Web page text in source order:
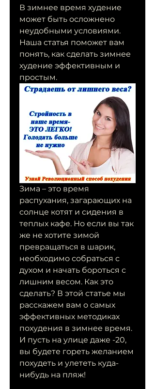
В зимнее время худение
может быть осложнено
неудобными условиями.
Наша статья поможет вам
понять, как сделать зимнее
худение эффективным и
простым.
Зима – это время
распухания, загарающих на
солнце котят и сидения в
теплых кафе. Но если вы так
же не хотите зимой
превращаться в шарик,
необходимо собраться с
духом и начать бороться с
лишним весом. Как это
сделать? В этой статье мы
расскажем вам о самых
эффективных методиках
похудения в зимнее время.
И пусть на улице даже -20,
вы будете гореть желанием
похудеть и улететь куда-
нибудь на пляж!